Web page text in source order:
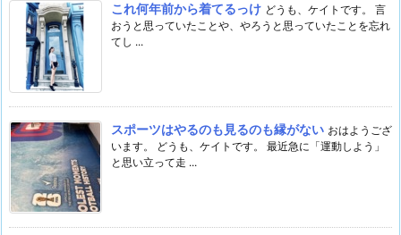
これ何年前から着てるっけ どうも、ケイトです。 言
おうと思っていたことや、やろうと思っていたことを忘れ
てし ...
スポーツはやるのも見るのも縁がない おはようござ
います。 どうも、ケイトです。 最近急に「運動しよう」
と思い立って走 ...